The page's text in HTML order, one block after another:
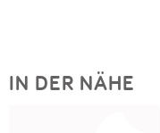
IN DER NÄHE